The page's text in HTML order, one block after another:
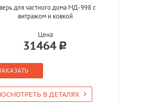
для частного дома МД-998 с
витражом и ковкой
Цена
31464
В ДЕТАЛЯХ